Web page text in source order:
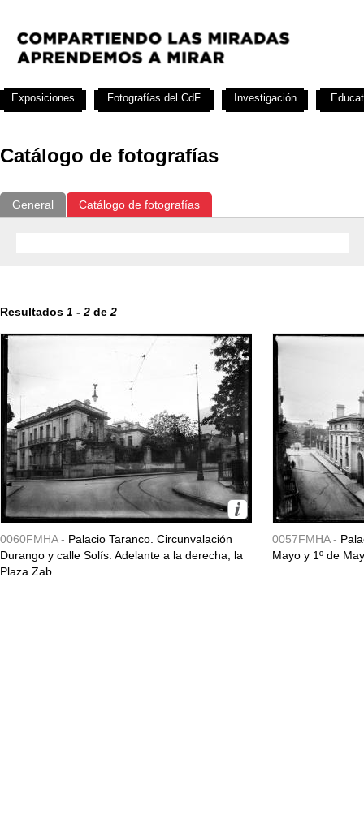
Catálogo de fotografías
General Catálogo de fotografías
Resultados 1 - 2 de 2
0060FMHA - Palacio Taranco. Circunvalación
Durango y calle Solís. Adelante a la derecha, la
Plaza Zab...
0057FMHA -
Mayo y 1º de
Exposiciones Fotografías del CdF Investigación